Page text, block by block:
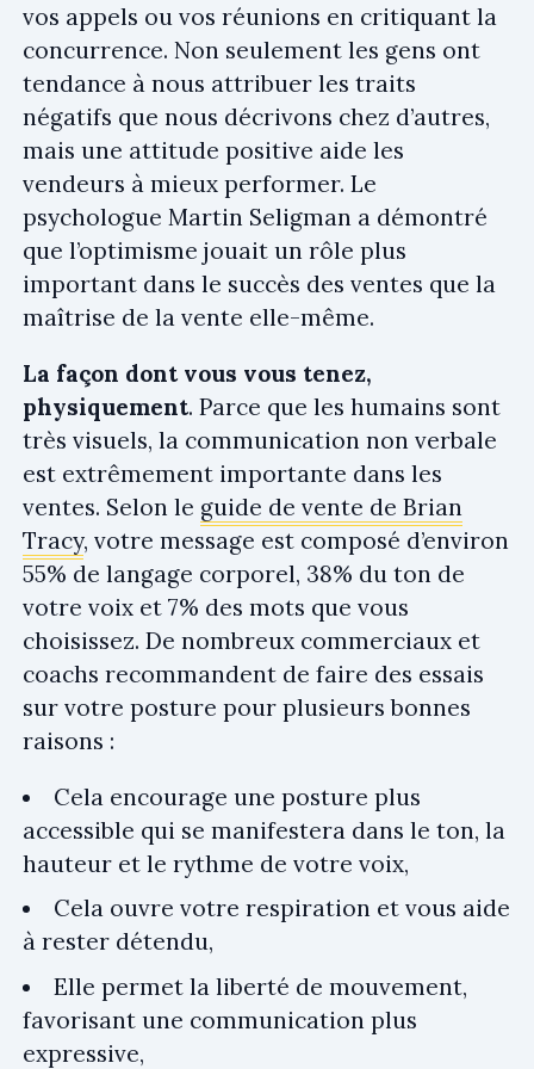
vos appels ou vos réunions en critiquant la
concurrence. Non seulement les gens ont
tendance à nous attribuer les traits
négatifs que nous décrivons chez d’autres,
mais une attitude positive aide les
vendeurs à mieux performer. Le
psychologue Martin Seligman a démontré
que l’optimisme jouait un rôle plus
important dans le succès des ventes que la
maîtrise de la vente elle-même.
La façon dont vous vous tenez,
physiquement. Parce que les humains sont
très visuels, la communication non verbale
est extrêmement importante dans les
ventes. Selon le guide de vente de Brian
Tracy, votre message est composé d’environ
55% de langage corporel, 38% du ton de
votre voix et 7% des mots que vous
choisissez. De nombreux commerciaux et
coachs recommandent de faire des essais
sur votre posture pour plusieurs bonnes
raisons :
Cela encourage une posture plus
accessible qui se manifestera dans le ton, la
hauteur et le rythme de votre voix,
Cela ouvre votre respiration et vous aide
à rester détendu,
Elle permet la liberté de mouvement,
favorisant une communication plus
expressive,